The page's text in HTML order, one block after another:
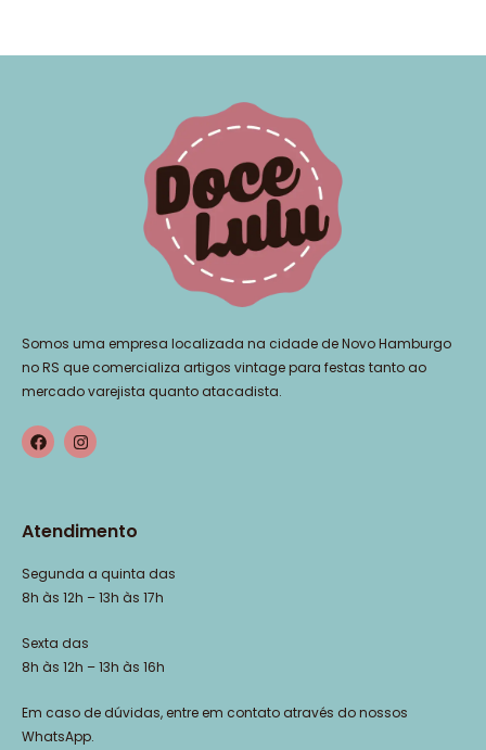
Somos uma empresa localizada na cidade de Novo Hamburgo
no RS que comercializa artigos vintage para festas tanto ao
mercado varejista quanto atacadista.
Atendimento
Segunda a quinta das
8h às 12h – 13h às 17h
Sexta das
8h às 12h – 13h às 16h
Em caso de dúvidas, entre em contato através do nossos
WhatsApp.